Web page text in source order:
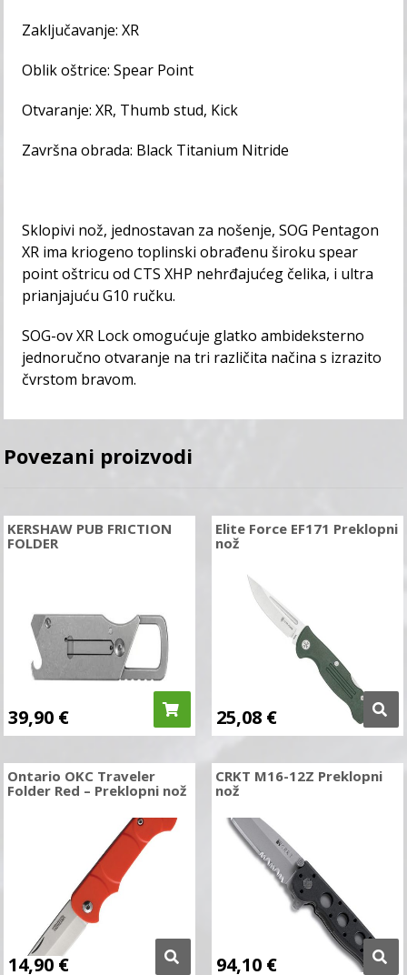
Zaključavanje: XR
Oblik oštrice: Spear Point
Otvaranje: XR, Thumb stud, Kick
Završna obrada: Black Titanium Nitride
Sklopivi nož, jednostavan za nošenje, SOG Pentagon
XR ima kriogeno toplinski obrađenu široku spear
point oštricu od CTS XHP nehrđajućeg čelika, i ultra
prianjajuću G10 ručku.
SOG-ov XR Lock omogućuje glatko ambideksterno
jednoručno otvaranje na tri različita načina s izrazito
čvrstom bravom.
Povezani proizvodi
KERSHAW PUB FRICTION
FOLDER
39,90 €
Elite Force EF171 Preklopni
nož
25,08 €
Ontario OKC Traveler
Folder Red – Preklopni nož
14,90€
CRKT M16-12Z Preklopni
nož
94,10 €